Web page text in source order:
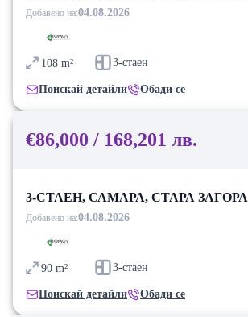
Добавено на:04.08.2026
108 m² 3-стаен
Поискай детайли Обади се
€86,000 / 168,201 лв.
3-СТАЕН, САМАРА, СТАРА ЗАГОРА
Добавено на:04.08.2026
90 m² 3-стаен
Поискай детайли Обади се